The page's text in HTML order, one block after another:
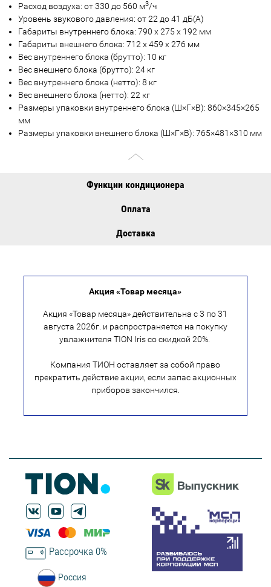
Расход воздуха: от 330 до 560 м3/ч
Уровень звукового давления: от 22 до 41 дБ(А)
Габариты внутреннего блока: 790 х 275 х 192 мм
Габариты внешнего блока: 712 х 459 х 276 мм
Вес внутреннего блока (брутто): 10 кг
Вес внешнего блока (брутто): 24 кг
Вес внутреннего блока (нетто): 8 кг
Вес внешнего блока (нетто): 22 кг
Размеры упаковки внутреннего блока (Ш×Г×В): 860×345×265
мм
Размеры упаковки внешнего блока (Ш×Г×В): 765×481×310 мм
Функции кондиционера
Оплата
Доставка
Акция «Товар месяца»
Акция «Товар месяца» действительна с 3 по 31
августа 2026г. и распространяется на покупку
увлажнителя TION Iris со скидкой 20%.
Компания ТИОН оставляет за собой право
прекратить действие акции, если запас акционных
приборов закончился.
Рассрочка 0%
Россия